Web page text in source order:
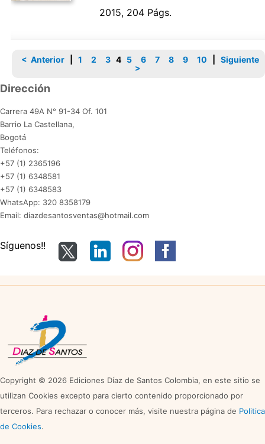
2015, 204 Págs.
< Anterior 1 2 3 4 5 6 7 8 9 10
Siguiente
>
Dirección
Carrera 49A N° 91-34 Of. 101
Barrio La Castellana,
Bogotá
Teléfonos:
+57 (1) 2365196
+57 (1) 6348581
+57 (1) 6348583
WhatsApp: 320 8358179
Email: diazdesantosventas@hotmail.com
Síguenos!!
Copyright © 2026 Ediciones Díaz de Santos Colombia, en este sitio se
utilizan Cookies excepto para cierto contenido proporcionado por
terceros. Para rechazar o conocer más, visite nuestra página de Politica
de Cookies.